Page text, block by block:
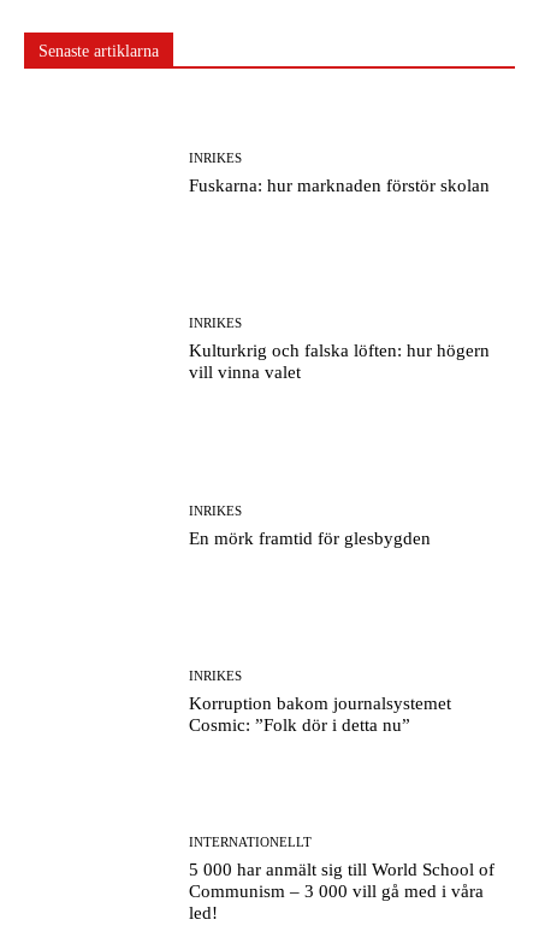
Senaste artiklarna
INRIKES
Fuskarna: hur marknaden förstör skolan
INRIKES
Kulturkrig och falska löften: hur högern
vill vinna valet
INRIKES
En mörk framtid för glesbygden
INRIKES
Korruption bakom journalsystemet
Cosmic: ”Folk dör i detta nu”
INTERNATIONELLT
5 000 har anmält sig till World School of
Communism – 3 000 vill gå med i våra
led!